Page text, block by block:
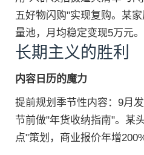
五好物闪购"实现复购。某
量池，月均稳定变现5万元。
长期主义的胜利
内容日历的魔力
提前规划季节性内容：9月
节前做"年货收纳指南"。某
点"策划，商业报价年增200%